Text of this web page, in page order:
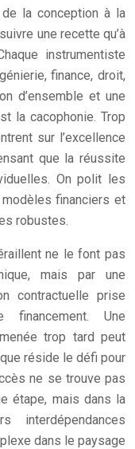
de la conception à la
une recette qu’à
instrumentiste
finance, droit,
d’ensemble et une
la cacophonie. Trop
sur l’excellence
que la réussite
On polit les
financiers et
robustes.
ne le font pas
mais par une
contractuelle prise
financement. Une
trop tard peut
réside le défi pour
ne se trouve pas
étape, mais dans la
interdépendances
dans le paysage